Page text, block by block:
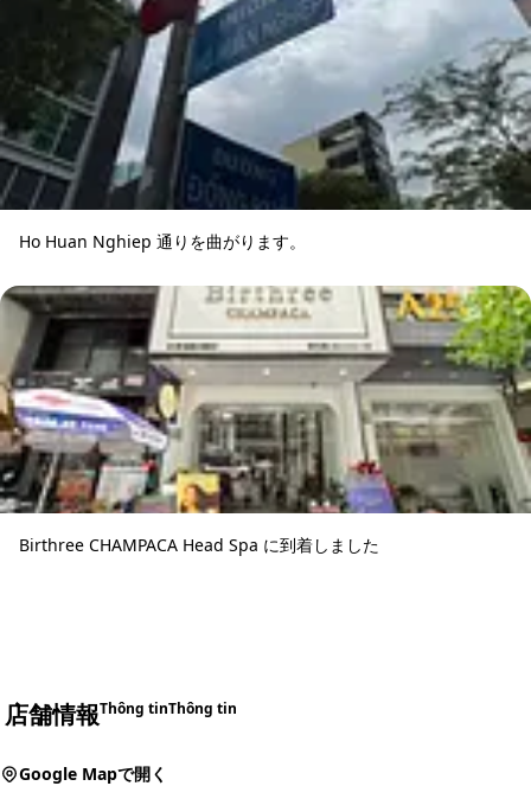
Ho Huan Nghiep 通りを曲がります。
Birthree CHAMPACA Head Spa に到着しました
店舗情報Thông tinThông tin
Google Mapで開く